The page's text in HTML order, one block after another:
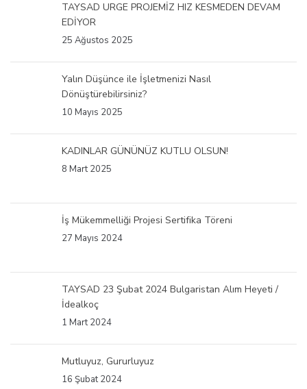
TAYSAD URGE PROJEMİZ HIZ KESMEDEN DEVAM
EDİYOR
25 Ağustos 2025
Yalın Düşünce ile İşletmenizi Nasıl
Dönüştürebilirsiniz?
10 Mayıs 2025
KADINLAR GÜNÜNÜZ KUTLU OLSUN!
8 Mart 2025
İş Mükemmelliği Projesi Sertifika Töreni
27 Mayıs 2024
TAYSAD 23 Şubat 2024 Bulgaristan Alım Heyeti /
İdealkoç
1 Mart 2024
Mutluyuz, Gururluyuz
16 Şubat 2024